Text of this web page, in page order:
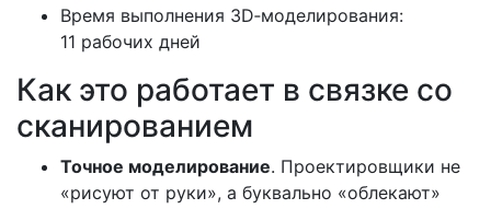
Время выполнения 3D‑моделирования:
11 рабочих дней
Как это работает в связке со
сканированием
Точное моделирование. Проектировщики не
«рисуют от руки», а буквально «облекают»